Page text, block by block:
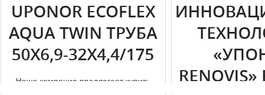
UPONOR ECOFLEX
AQUA TWIN ТРУБА
50X6,9-32X4,4/175
Наша компания предлагает купить